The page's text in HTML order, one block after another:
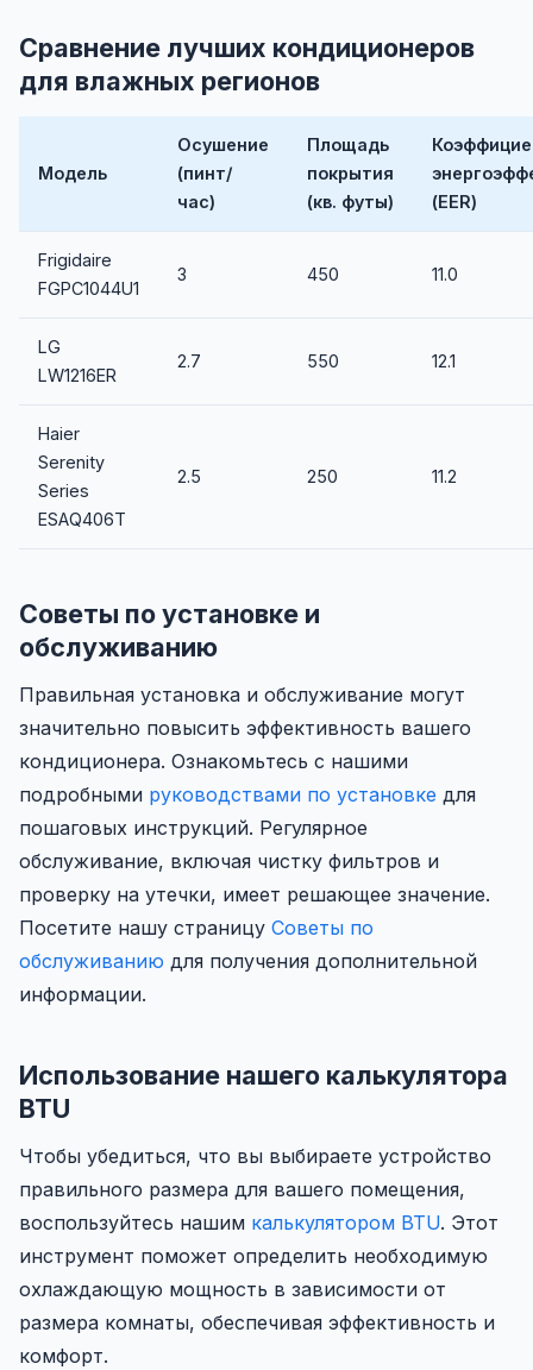
Сравнение лучших кондиционеров
для влажных регионов
Модель
Осушение
(пинт/
час)
Площадь
покрытия
(кв. футы)
(EER)
Frigidaire
FGPC1044U1
3 450 11.0
LG
LW1216ER
2.7 550 12.1
Haier
Serenity
Series
ESAQ406T
2.5 250 11.2
Советы по установке и
обслуживанию
Правильная установка и обслуживание могут
значительно повысить эффективность вашего
кондиционера. Ознакомьтесь с нашими
подробными руководствами по установке для
пошаговых инструкций. Регулярное
обслуживание, включая чистку фильтров и
проверку на утечки, имеет решающее значение.
Посетите нашу страницу Советы по
обслуживанию для получения дополнительной
информации.
Использование нашего калькулятора
BTU
Чтобы убедиться, что вы выбираете устройство
правильного размера для вашего помещения,
воспользуйтесь нашим калькулятором BTU. Этот
инструмент поможет определить необходимую
охлаждающую мощность в зависимости от
размера комнаты, обеспечивая эффективность и
комфорт.